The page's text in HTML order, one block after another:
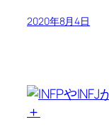
2020年8月4日